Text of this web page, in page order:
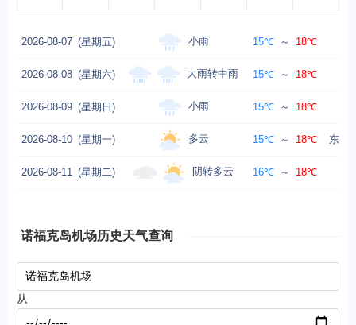
2026-08-07 (星期五) 小雨 15℃ ～ 18℃
2026-08-08 (星期六) 大雨转中雨 15℃ ～ 18℃
2026-08-09 (星期日) 小雨 15℃ ～ 18℃
2026-08-10 (星期一) 多云 15℃ ～ 18℃ 东南
2026-08-11 (星期二) 阴转多云 16℃ ～ 18℃
诺福克岛机场历史天气查询
从